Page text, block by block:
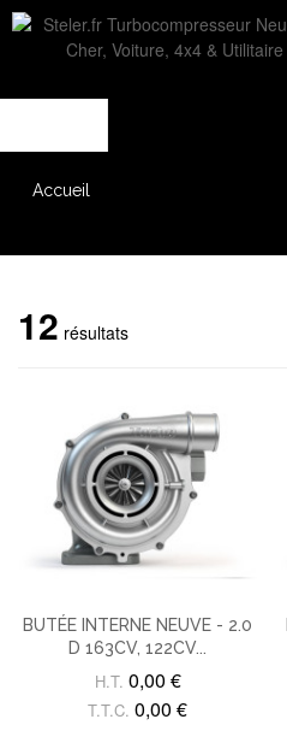
Accueil
12 résultats
BUTÉE INTERNE NEUVE - 2.0
D 163CV, 122CV...
H.T. 0,00 €
T.T.C. 0,00 €